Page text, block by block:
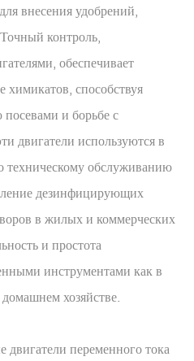
внесения удобрений,
контроль,
обеспечивает
химикатов, способствуя
и борьбе с
двигатели используются в
техническому обслуживанию
дезинфицирующих
в жилых и коммерческих
и простота
инструментами как в
хозяйстве.
двигатели переменного тока